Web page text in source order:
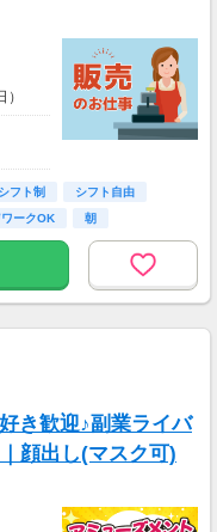
シフト制
シフト自由
ークOK 朝
き歓迎♪副業ライバ
顔出し(マスク可)